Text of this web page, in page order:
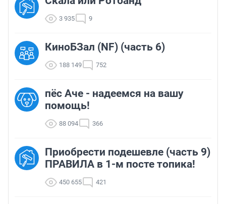
3 935 9
КиноБЗал (NF) (часть 6)
188 149 752
пёс Аче - надеемся на вашу
помощь!
88 094 366
Приобрести подешевле (часть 9)
ПРАВИЛА в 1-м посте топика!
450 655 421